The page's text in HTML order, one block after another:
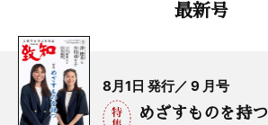
最新号
8月1日 発行／ 9 月号
めざすものを持つ